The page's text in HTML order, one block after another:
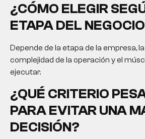
¿CÓMO ELEGIR
ETAPA DEL
Depende de la etapa de la empresa,
complejidad de la operación y el
ejecutar.
¿QUÉ CRITERIO
PARA EVITAR UNA
DECISIÓN?